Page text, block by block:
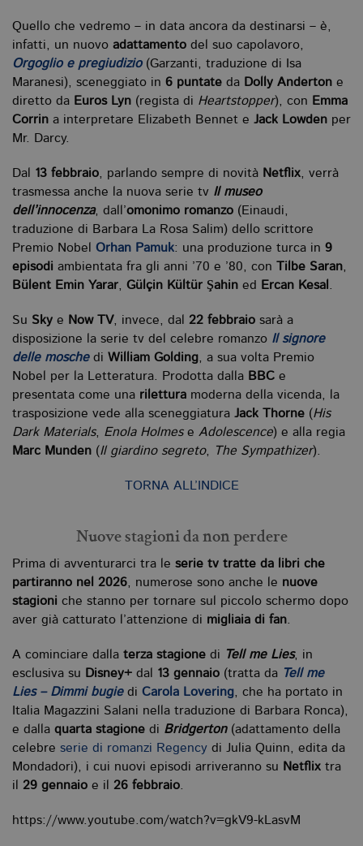
Quello che vedremo – in data ancora da destinarsi – è,
infatti, un nuovo adattamento del suo capolavoro,
Orgoglio e pregiudizio(Garzanti, traduzione di Isa
Maranesi), sceneggiato in 6 puntate da Dolly Anderton e
diretto da Euros Lyn (regista di Heartstopper), con Emma
Corrin a interpretare Elizabeth Bennet e Jack Lowden per
Mr. Darcy.
Dal 13 febbraio, parlando sempre di novità Netflix, verrà
trasmessa anche la nuova serie tv Il museo
dell’innocenza, dall’omonimo romanzo (Einaudi,
traduzione di Barbara La Rosa Salim) dello scrittore
Premio Nobel Orhan Pamuk: una produzione turca in 9
episodi ambientata fra gli anni ’70 e ’80, con Tilbe Saran,
Bülent Emin Yarar, Gülçin Kültür Şahin ed Ercan Kesal .
Su Sky e Now TV, invece, dal 22 febbraio sarà a
disposizione la serie tv del celebre romanzo Il signore
delle moschedi William Golding, a sua volta Premio
Nobel per la Letteratura. Prodotta dalla BBC e
presentata come una rilettura moderna della vicenda, la
trasposizione vede alla sceneggiatura Jack Thorne (His
Dark Materials, Enola Holmes e Adolescence) e alla regia
Marc Munden (Il giardino segreto, The Sympathizer).
TORNA ALL’INDICE
Nuove stagioni da non perdere
Prima di avventurarci tra le serie tv tratte da libri che
partiranno nel 2026, numerose sono anche le nuove
stagioni che stanno per tornare sul piccolo schermo dopo
aver già catturato l’attenzione di migliaia di fan.
A cominciare dalla terza stagione di Tell me Lies, in
esclusiva su Disney+ dal 13 gennaio (tratta da Tell me
Lies – Dimmi bugiedi Carola Lovering, che ha portato in
Italia Magazzini Salani nella traduzione di Barbara Ronca),
e dalla quarta stagione di Bridgerton (adattamento della
celebre serie di romanzi Regency di Julia Quinn, edita da
Mondadori), i cui nuovi episodi arriveranno su Netflix tra
il 29 gennaio e il 26 febbraio.
https://www.youtube.com/watch?v=gkV9-kLasvM